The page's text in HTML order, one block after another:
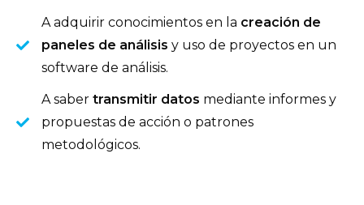
A adquirir conocimientos en la creación de
paneles de análisis y uso de proyectos en un
software de análisis.
A saber transmitir datos mediante informes y
propuestas de acción o patrones
metodológicos.